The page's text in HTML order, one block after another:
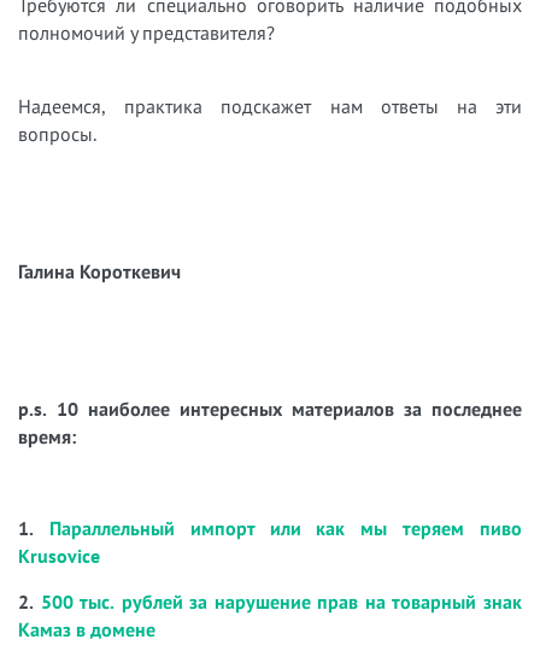
полномочий у представителя?
Надеемся, практика подскажет нам ответы на эти
вопросы.
Галина Короткевич
p.s. 10 наиболее интересных материалов за последнее
время:
1. Параллельный импорт или как мы теряем пиво
Krusovice
2. 500 тыс. рублей за нарушение прав на товарный знак
Камаз в домене